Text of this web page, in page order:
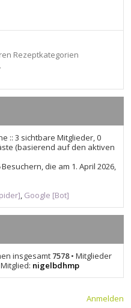
Rezeptkategorien
:: 3 sichtbare Mitglieder, 0
(basierend auf den aktiven
Besuchern, die am 1. April 2026,
, Google [Bot]
insgesamt 7578• Mitglieder
nigelbdhmp
Anmelden